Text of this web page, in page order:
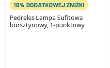
10% DODATKOWEJ ZNIŻKI
Pedreles Lampa Sufitowa
bursztynowy, 1-punktowy